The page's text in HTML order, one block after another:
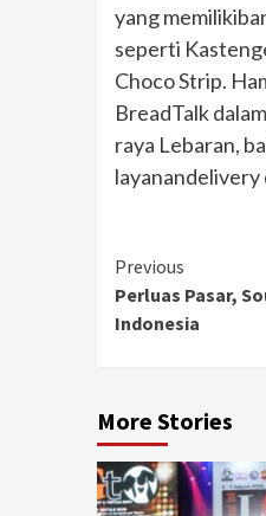
yang
seperti
Choco Strip.
BreadTalk
raya Lebaran,
layanandelivery
Continue
Reading
Previous
Perluas Pasar,
Indonesia
More Stories